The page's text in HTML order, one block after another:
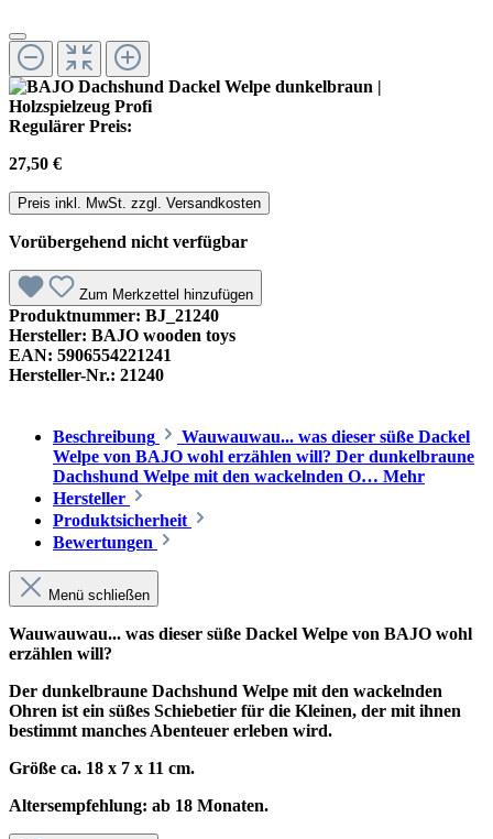
Regulärer Preis:
27,50 €
Preis inkl. MwSt. zzgl. Versandkosten
Vorübergehend nicht verfügbar
Zum Merkzettel hinzufügen
Produktnummer: BJ_21240
Hersteller: BAJO wooden toys
EAN: 5906554221241
Hersteller-Nr.: 21240
Beschreibung
Wauwauwau... was dieser süße Dackel
Welpe von BAJO wohl erzählen will? Der dunkelbraune
Dachshund Welpe mit den wackelnden O… Mehr
Hersteller
Produktsicherheit
Bewertungen
Menü schließen
Wauwauwau... was dieser süße Dackel Welpe von BAJO wohl
erzählen will?
Der dunkelbraune Dachshund Welpe mit den wackelnden
Ohren ist ein süßes Schiebetier für die Kleinen, der mit ihnen
bestimmt manches Abenteuer erleben wird.
Größe ca. 18 x 7 x 11 cm.
Altersempfehlung: ab 18 Monaten.